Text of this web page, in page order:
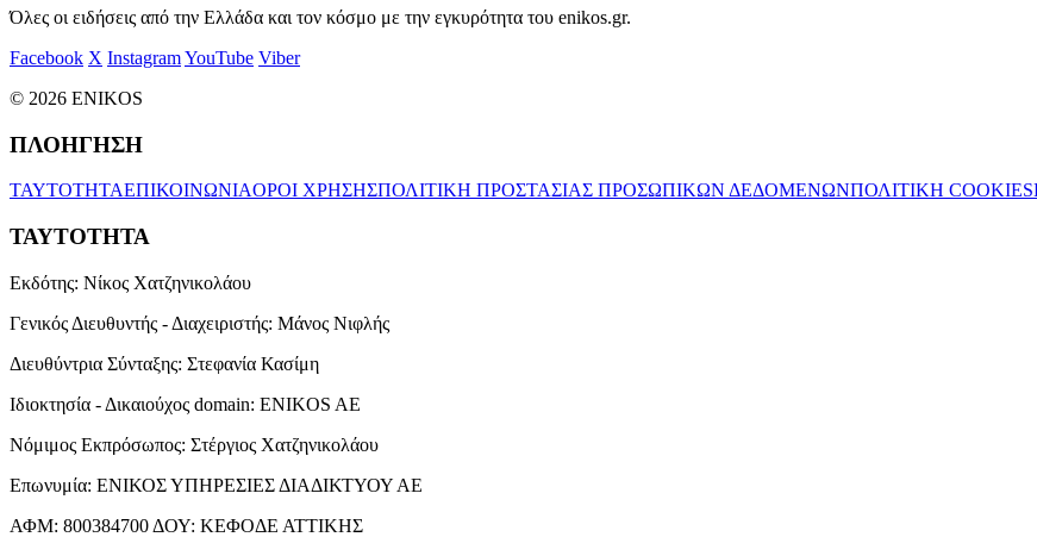
Όλες οι ειδήσεις από την Ελλάδα και τον κόσμο με την εγκυρότητα του enikos.gr.
Facebook X InstagramYouTube Viber
© 2026 ENIKOS
ΠΛΟΗΓΗΣΗ
ΤΑΥΤΟΤΗΤΑΕΠΙΚΟΙΝΩΝΙΑΟΡΟΙ ΧΡΗΣΗΣΠΟΛΙΤΙΚΗ ΠΡΟΣΤΑΣΙΑΣ ΠΡΟΣΩΠΙΚΩΝ ΔΕΔΟΜΕΝΩΝΠΟΛΙΤΙΚΗ COOKIES
ΤΑΥΤΟΤΗΤΑ
Εκδότης: Νίκος Χατζηνικολάου
Γενικός Διευθυντής - Διαχειριστής: Μάνος Νιφλής
Διευθύντρια Σύνταξης: Στεφανία Κασίμη
Ιδιοκτησία - Δικαιούχος domain: ENIKOS AE
Νόμιμος Εκπρόσωπος: Στέργιος Χατζηνικολάου
Επωνυμία: ΕΝΙΚΟΣ ΥΠΗΡΕΣΙΕΣ ΔΙΑΔΙΚΤΥΟΥ ΑΕ
ΑΦΜ: 800384700 ΔΟΥ: ΚΕΦΟΔΕ ΑΤΤΙΚΗΣ